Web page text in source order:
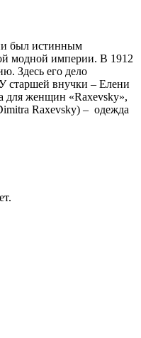
был истинным
модной империи. В 1912
Здесь его дело
старшей внучки – Елени
для женщин «Raxevsky»,
Raxevsky) – одежда